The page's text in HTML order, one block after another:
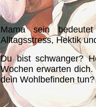
Mama sein
Alltagsstress, Hektik
Du bist schwanger?
Wochen erwarten
dein Wohlbefinden tun?